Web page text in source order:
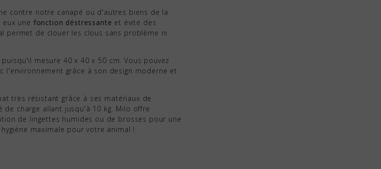
contre notre canapé ou d'autres biens de la
une fonction déstressante et évite des
permet de clouer les clous sans problème ni
mesure 40 x 40 x 50 cm. Vous pouvez
grâce à son design moderne et
très résistant grâce à ses matériaux de
charge allant jusqu'à 10 kg. Milo offre
de lingettes humides ou de brosses pour une
maximale pour votre animal !